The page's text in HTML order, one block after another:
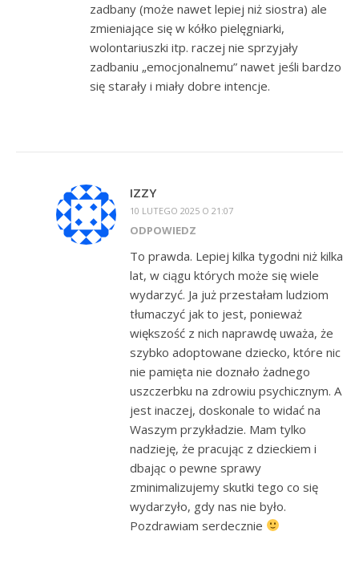
zadbany (może nawet lepiej niż siostra) ale
zmieniające się w kółko pielęgniarki,
wolontariuszki itp. raczej nie sprzyjały
zadbaniu „emocjonalnemu” nawet jeśli bardzo
się starały i miały dobre intencje.
IZZY
10 LUTEGO 2025 O 21:07
ODPOWIEDZ
To prawda. Lepiej kilka tygodni niż kilka
lat, w ciągu których może się wiele
wydarzyć. Ja już przestałam ludziom
tłumaczyć jak to jest, ponieważ
większość z nich naprawdę uważa, że
szybko adoptowane dziecko, które nic
nie pamięta nie doznało żadnego
uszczerbku na zdrowiu psychicznym. A
jest inaczej, doskonale to widać na
Waszym przykładzie. Mam tylko
nadzieję, że pracując z dzieckiem i
dbając o pewne sprawy
zminimalizujemy skutki tego co się
wydarzyło, gdy nas nie było.
Pozdrawiam serdecznie